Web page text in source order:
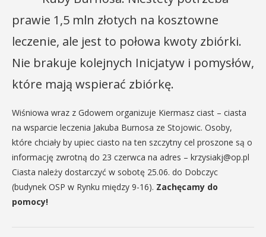
prawie 1,5 mln złotych na kosztowne
leczenie, ale jest to połowa kwoty zbiórki.
Nie brakuje kolejnych Inicjatyw i pomysłów,
które mają wspierać zbiórkę.
Wiśniowa wraz z Gdowem organizuje Kiermasz ciast – ciasta
na wsparcie leczenia Jakuba Burnosa ze Stojowic. Osoby,
które chciały by upiec ciasto na ten szczytny cel proszone są o
informację zwrotną do 23 czerwca na adres – krzysiakj@op.pl
Ciasta należy dostarczyć w sobotę 25.06. do Dobczyc
(budynek OSP w Rynku między 9-16). Zachęcamy do
pomocy!